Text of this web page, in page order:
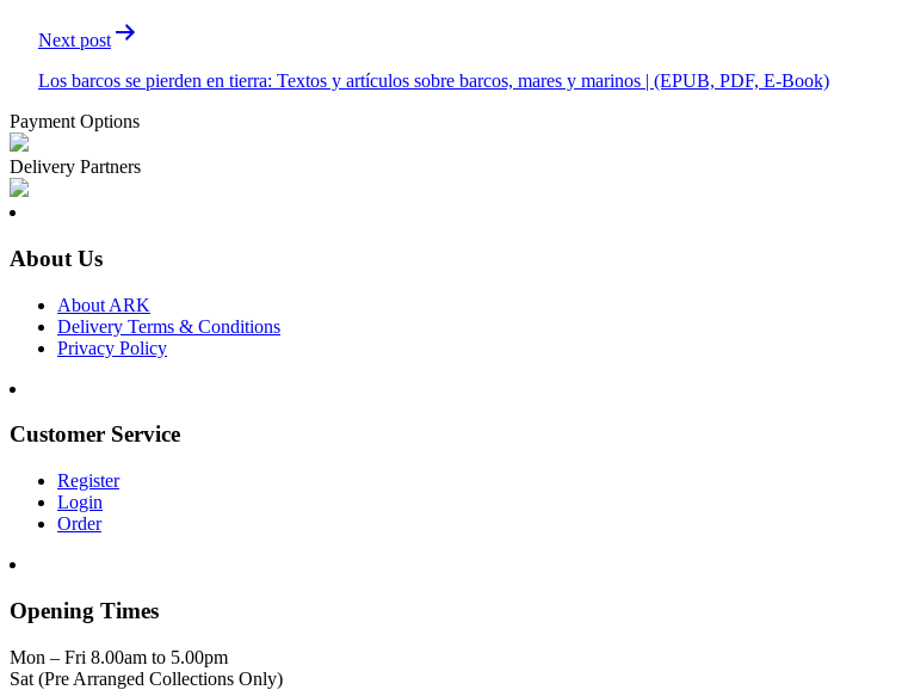
Next post
Los barcos se pierden en tierra: Textos y artículos sobre barcos, mares y marinos | (EPUB, PDF, E-Book)
Payment Options
Delivery Partners
About Us
About ARK
Delivery Terms & Conditions
Privacy Policy
Customer Service
Register
Login
Order
Opening Times
Mon – Fri 8.00am to 5.00pm
Sat (Pre Arranged Collections Only)